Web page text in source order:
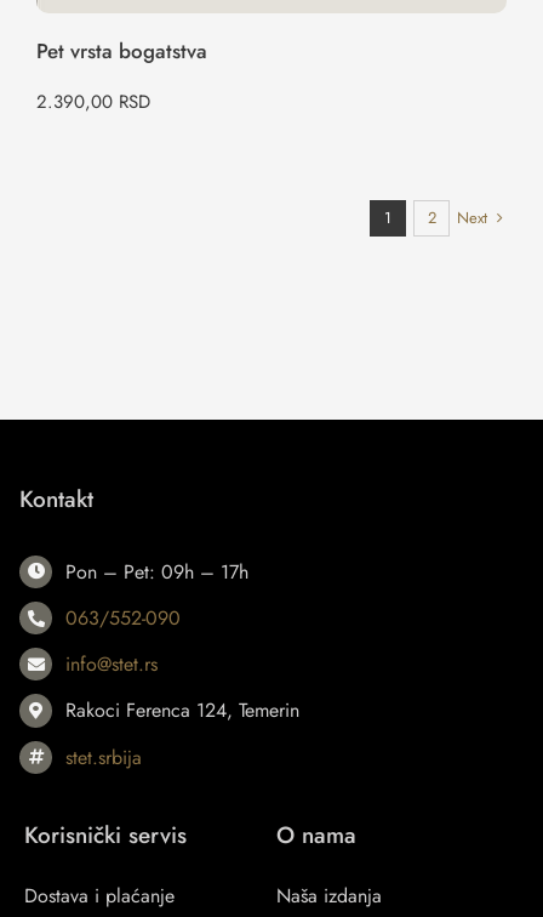
Pet vrsta bogatstva
2.390,00 RSD
1 2 Next
Kontakt
Pon – Pet: 09h – 17h
063/552-090
info@stet.rs
Rakoci Ferenca 124, Temerin
stet.srbija
Korisnički servis
Dostava i plaćanje
O nama
Naša izdanja